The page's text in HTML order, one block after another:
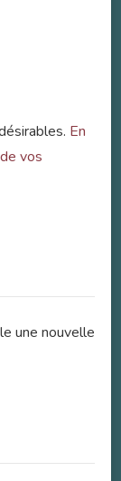
En
vos
une nouvelle